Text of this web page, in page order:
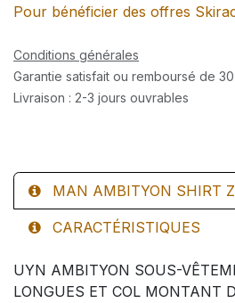
Pour bénéficier des offres
Conditions générales
Garantie satisfait ou remboursé de
Livraison : 2-3 jours ouvrables
MAN AMBITYON SHIRT
CARACTÉRISTIQUES
UYN AMBITYON SOUS-
LONGUES ET COL MONTANT